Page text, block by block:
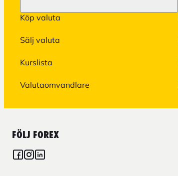
Köp valuta
Sälj valuta
Kurslista
Valutaomvandlare
FÖLJ FOREX